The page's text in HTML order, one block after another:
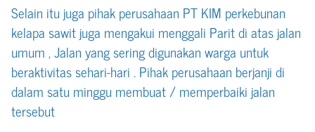
Selain itu juga pihak perusahaan PT KIM perkebunan
kelapa sawit juga mengakui menggali Parit di atas jalan
umum , Jalan yang sering digunakan warga untuk
beraktivitas sehari-hari . Pihak perusahaan berjanji di
dalam satu minggu membuat / memperbaiki jalan
tersebut